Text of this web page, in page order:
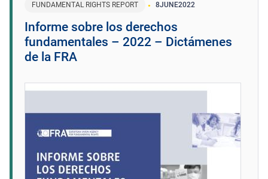
FUNDAMENTAL RIGHTS REPORT 8JUNE2022
Informe sobre los derechos
fundamentales – 2022 – Dictámenes
de la FRA